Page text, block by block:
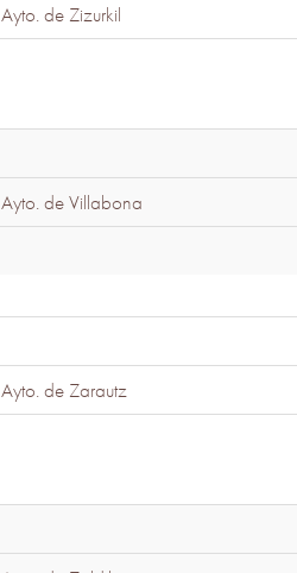
Ayto. de Zizurkil
Ayto. de Villabona
Ayto. de Zarautz